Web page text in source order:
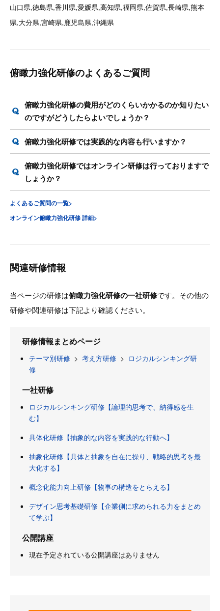
山口県,徳島県,香川県,愛媛県,高知県,福岡県,佐賀県,長崎県,熊本
県,大分県,宮崎県,鹿児島県,沖縄県
俯瞰力強化研修のよくあるご質問
俯瞰力強化研修の費用がどのくらいかかるのか知りたい
のですがどうしたらよいでしょうか？
俯瞰力強化研修では実践的な内容も行いますか？
俯瞰力強化研修ではオンライン研修は行っておりますで
しょうか？
よくあるご質問の一覧>
オンライン俯瞰力強化研修 詳細>
関連研修情報
当ページの研修は俯瞰力強化研修の一社研修です。その他の
研修や関連研修は下記より確認ください。
研修情報まとめページ
テーマ別研修 > 考え方研修 > ロジカルシンキング研
修
一社研修
ロジカルシンキング研修【論理的思考で、納得感を生
む】
具体化研修【抽象的な内容を実践的な行動へ】
抽象化研修【具体と抽象を自在に操り、戦略的思考を最
大化する】
概念化能力向上研修【物事の構造をとらえる】
デザイン思考基礎研修【企業側に求められる力をまとめ
て学ぶ】
公開講座
現在予定されている公開講座はありません